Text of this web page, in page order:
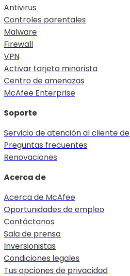
Antivirus
Controles parentales
Malware
Firewall
VPN
Activar tarjeta minorista
Centro de amenazas
McAfee Enterprise
Soporte
Servicio de atención al cliente de
Preguntas frecuentes
Renovaciones
Acerca de
Acerca de McAfee
Oportunidades de empleo
Contáctanos
Sala de prensa
Inversionistas
Condiciones legales
Tus opciones de privacidad